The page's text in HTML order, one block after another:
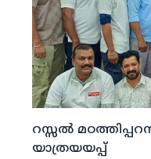
റസ്സല്‍
യാത്രയയപ്പ്